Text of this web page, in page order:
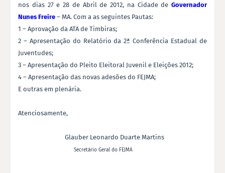
nos dias 27 e 28 de Abril de 2012, na Cidade de Governador
Nunes Freire – MA. Com a as seguintes Pautas:
1 – Aprovação da ATA de Timbiras;
2 – Apresentação do Relatório da 2ª Conferência Estadual de
Juventudes;
3 – Apresentação do Pleito Eleitoral Juvenil e Eleições 2012;
4 – Apresentação das novas adesões do FEJMA;
E outras em plenária.
Atenciosamente,
Glauber Leonardo Duarte Martins
Secretário Geral do FEJMA